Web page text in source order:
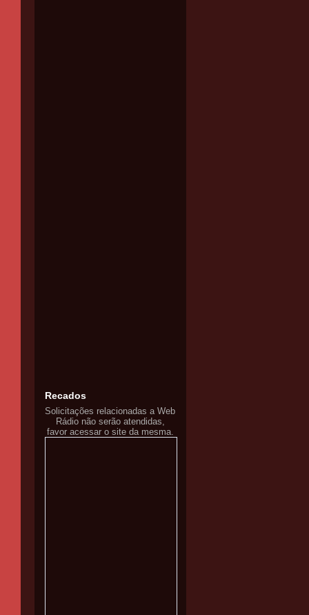
Recados
Solicitações relacionadas a Web
Rádio não serão atendidas,
favor acessar o site da mesma.